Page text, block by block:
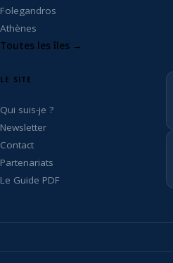
Folegandros
Athènes
Toutes les îles →
LE SITE
Qui suis-je ?
Newsletter
Contact
Partenariats
Le Guide PDF